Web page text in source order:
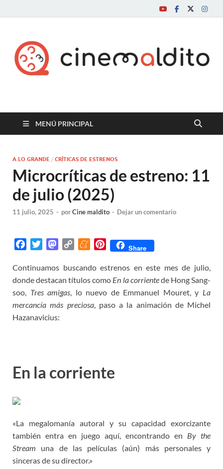
Cine maldito
MENÚ PRINCIPAL
A LO GRANDE / CRÍTICAS DE ESTRENOS
Microcríticas de estreno: 11
de julio (2025)
11 julio, 2025 - porCine maldito - Dejar un comentario
c
e
o
o
i
t
t
e
r
M
s
t
o
d
o
p
y
L
i
M
n
e
a
m
P
n
t
e
r
Share
Continuamos buscando estrenos en este mes de julio,
donde destacan títulos como En la corrientede Hong Sang-
soo, Tres amigas, lo nuevo de Emmanuel Mouret, y La
mercancía más preciosa, paso a la animación de Michel
Hazanavicius:
En la corriente
«La megalomanía autoral y su capacidad exorcizante
también entra en juego aquí, encontrando en By the
Stream una de las películas (aún) más personales y
sinceras de su director.»